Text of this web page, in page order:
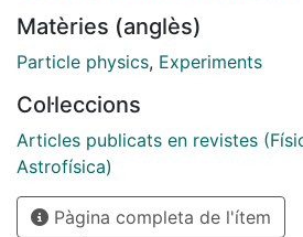
large isospin asymmetries in both
→ K ∗ l + l − which differ,
standard model expectations.
Matèries (anglès)
Particle physics, Experiments
Col·leccions
Articles publicats en revistes
Astrofísica)
Pàgina completa de l'ítem